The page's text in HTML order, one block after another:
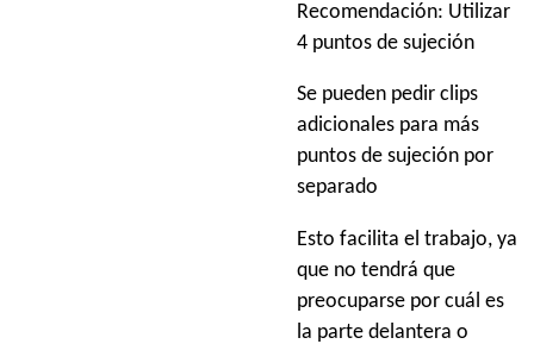
Recomendación: Utilizar
4 puntos de sujeción
Se pueden pedir clips
adicionales para más
puntos de sujeción por
separado
Esto facilita el trabajo, ya
que no tendrá que
preocuparse por cuál es
la parte delantera o